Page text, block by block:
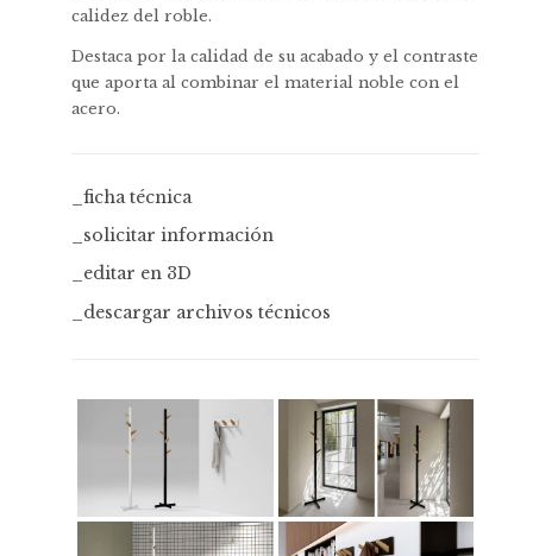
calidez del roble.
Destaca por la calidad de su acabado y el contraste
que aporta al combinar el material noble con el
acero.
_ficha técnica
_solicitar información
_editar en 3D
_descargar archivos técnicos